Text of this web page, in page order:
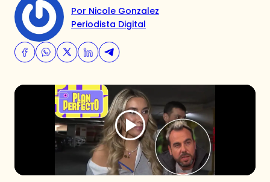
Por Nicole Gonzalez
Periodista Digital
Club De La Comedia
Contigo en Directo
Plan Perfecto
El Tiempo